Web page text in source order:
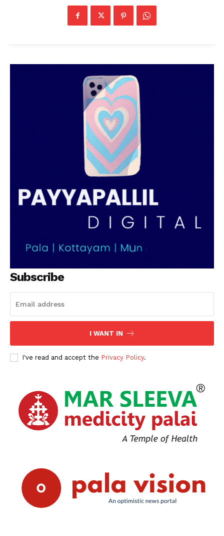
Subscribe
I WANT IN
I've read and accept the Privacy Policy.